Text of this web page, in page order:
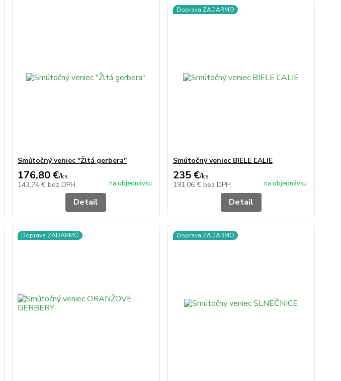
Smútočný veniec "Žltá gerbera"
176,80 €/ks
143,74 € bez DPH na objednávku
Detail
Doprava ZADARMO
Smútočný veniec BIELE ĽALIE
235 €/ks
191,06 € bez DPH na objednávku
Detail
Doprava ZADARMO Doprava ZADARMO